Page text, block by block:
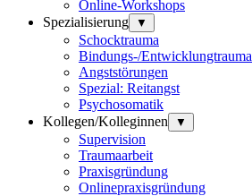
Online-Workshops
Spezialisierung
▼
Schocktrauma
Bindungs-/Entwicklungtrauma
Angststörungen
Spezial: Reitangst
Psychosomatik
Kollegen/Kolleginnen
▼
Supervision
Traumaarbeit
Praxisgründung
Onlinepraxisgründung